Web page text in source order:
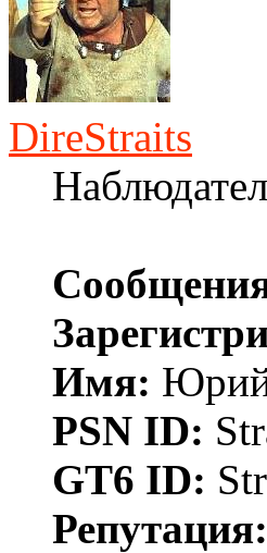
DireStraits
Имя:
PSN ID:
GT6 ID:
Репутация: